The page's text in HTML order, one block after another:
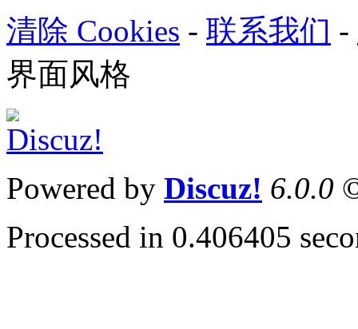
清除 Cookies - 联系我们 -
界面风格
Powered by Discuz! 6.0.0
Processed in 0.406405